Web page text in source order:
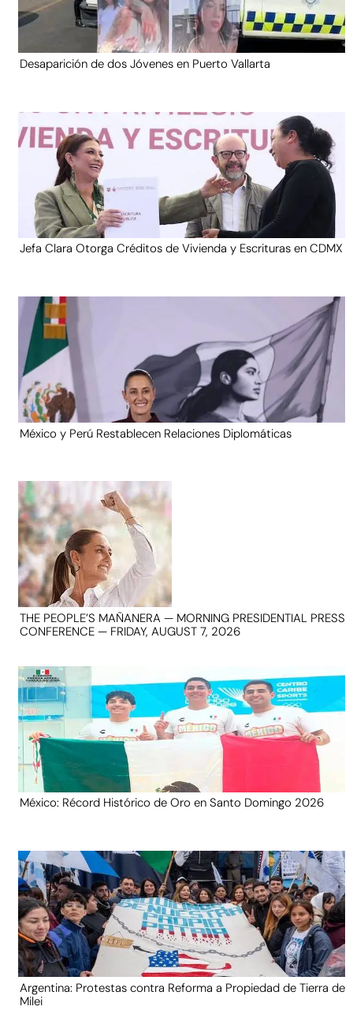
Desaparición de dos Jóvenes en Puerto Vallarta
Jefa Clara Otorga Créditos de Vivienda y Escrituras en CDMX
México y Perú Restablecen Relaciones Diplomáticas
THE PEOPLE’S MAÑANERA — MORNING PRESIDENTIAL PRESS
CONFERENCE — FRIDAY, AUGUST 7, 2026
México: Récord Histórico de Oro en Santo Domingo 2026
Argentina: Protestas contra Reforma a Propiedad de Tierra de
Milei